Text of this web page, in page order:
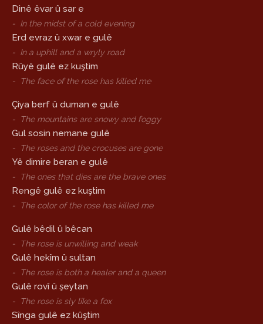
Dinê êvar û sar e
- In the midst of a cold evening
Erd evraz û xwar e gulê
- In a uphill and a wryly road
Rûyê gulê ez kuştim
- The face of the rose has killed me
Çiya berf û duman e gulê
- The mountains are snowy and foggy
Gul sosin nemane gulê
- The roses and the crocuses are gone
Yê dimire beran e gulê
- The ones that dies are the brave ones
Rengê gulê ez kuştim
- The color of the rose has killed me
Gulê bêdil û bêcan
- The rose is unwilling and weak
Gulê hekîm û sultan
- The rose is both a healer and a queen
Gulê rovî û şeytan
- The rose is sly like a fox
Sînga gulê ez kûştim